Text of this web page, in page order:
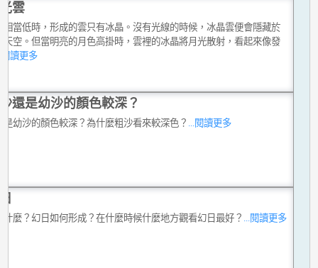
雲
相當低時，形成的雲只有冰晶。沒有光線的時候，冰晶雲便會隱藏於
天空。但當明亮的月色高掛時，雲裡的冰晶將月光散射，看起來像發
閱讀更多
還是幼沙的顏色較深？
是幼沙的顏色較深？為什麼粗沙看來較深色？ ...閱讀更多
什麼？幻日如何形成？在什麼時候什麼地方觀看幻日最好？ ...閱讀更多